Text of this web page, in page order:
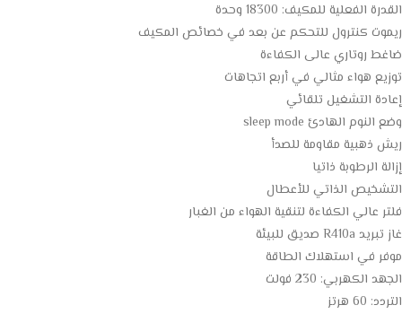
القدرة الفعلية للمكيف: 18300 وحدة
ريموت كنترول للتحكم عن بعد في خصائص المكيف
ضاغط روتاري عالى الكفاءة
توزيع هواء مثالي في أربع اتجاهات
إعادة التشغيل تلقائي
وضع النوم الهادئ sleep mode
ريش ذهبية مقاومة للصدأ
إزالة الرطوبة ذاتيا
التشخيص الذاتي للأعطال
فلتر عالي الكفاءة لتنقية الهواء من الغبار
غاز تبريد R410a صديق للبيئة
موفر في استهلاك الطاقة
الجهد الكهربي: 230 فولت
التردد: 60 هرتز